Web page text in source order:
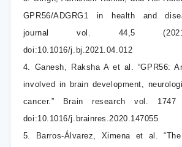
GPR56/ADGRG1 in health and
journal vol. 44,5
doi:10.1016/j.bj.2021.04.012
4. Ganesh, Raksha A et al. “GPR56:
involved in brain development,
cancer.” Brain research vol. 1747
doi:10.1016/j.brainres.2020.147055
5. Barros-Álvarez, Ximena et al.